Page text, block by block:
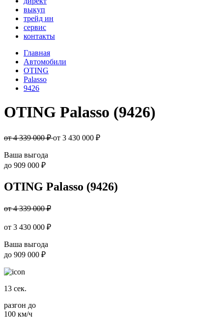
выкуп
трейд ин
сервис
контакты
Главная
Автомобили
OTING
Palasso
9426
OTING Palasso (9426)
от 4 339 000 ₽от 3 430 000 ₽
Ваша выгода
до 909 000 ₽
OTING Palasso (9426)
от 4 339 000 ₽
от 3 430 000 ₽
Ваша выгода
до 909 000 ₽
13 сек.
разгон до
100 км/ч